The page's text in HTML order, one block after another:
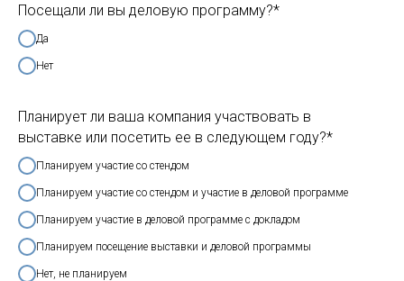
Посещали ли вы деловую программу?*
Да
Нет
Планирует ли ваша компания участвовать в
выставке или посетить ее в следующем году?*
Планируем участие со стендом
Планируем участие со стендом и участие в деловой программе
Планируем участие в деловой программе с докладом
Планируем посещение выставки и деловой программы
Нет, не планируем